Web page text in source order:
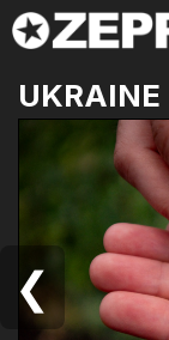
UKRAINE
❮